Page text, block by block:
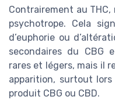
Contrairement au THC,
psychotrope. Cela
d’euphorie ou
secondaires du CBG
rares et légers, mais il
apparition, surtout
produit CBG ou CBD.